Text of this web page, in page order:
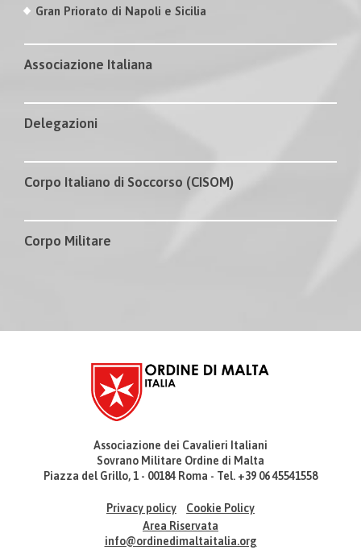
Gran Priorato di Napoli e Sicilia
Associazione Italiana
Delegazioni
Corpo Italiano di Soccorso (CISOM)
Corpo Militare
Associazione dei Cavalieri Italiani
Sovrano Militare Ordine di Malta
Piazza del Grillo, 1 - 00184 Roma - Tel. +39 06 45541558
Privacy policy
Cookie Policy
Area Riservata
info@ordinedimaltaitalia.org